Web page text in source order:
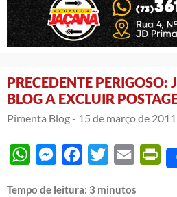
PRECEDENTE PERIGOSO:
BLOG A EXCLUIR
Pimenta Blog - 15 de março de 2011
WhatsAppMessengerFacebook
Twitter Email
Tempo de leitura: 3 minutos